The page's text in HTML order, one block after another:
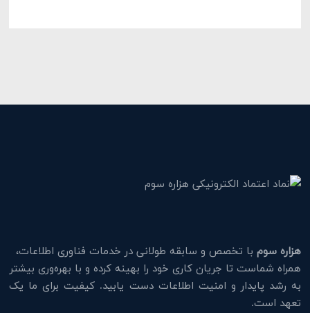
هزاره سوم با تخصص و سابقه طولانی در خدمات فناوری اطلاعات،
همراه شماست تا جریان کاری خود را بهینه کرده و با بهره‌وری بیشتر
به رشد پایدار و امنیت اطلاعات دست یابید. کیفیت برای ما یک
تعهد است.